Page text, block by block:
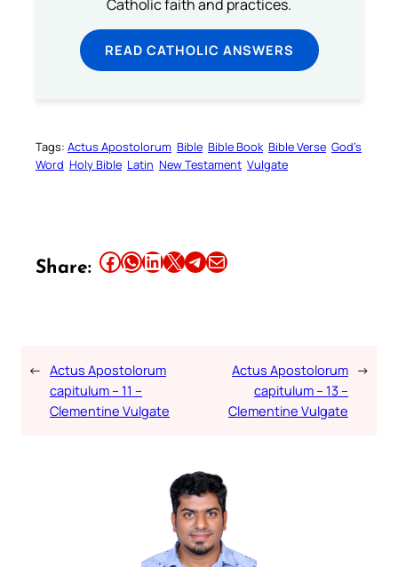
Catholic faith and practices.
READ CATHOLIC ANSWERS
Tags: Actus Apostolorum Bible Bible Book Bible Verse God’s
Word Holy Bible Latin New Testament Vulgate
Share: Share this article on Facebook Share this article on WhatsApp Share this article on LinkedIn Share this article on X Share this article on TelegramEmail this Article
← Actus Apostolorum
capitulum – 11 –
Clementine Vulgate
Actus Apostolorum
capitulum – 13 –
Clementine Vulgate
→